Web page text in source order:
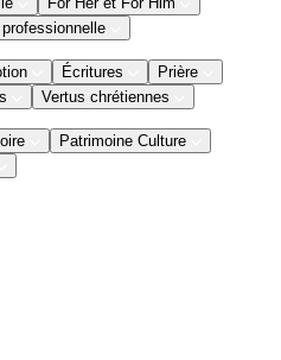
Écritures
Prière
Vertus chrétiennes
Patrimoine Culture